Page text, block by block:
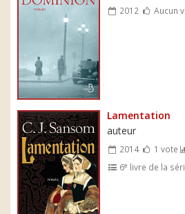
2012 Aucun
Lamentation
auteur
2014 1 vote
6e livre de la